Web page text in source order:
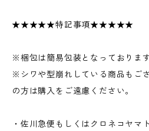
★★★★★特記事項★★★★★
※梱包は簡易包装となっております
※シワや型崩れしている商品もご
の方は購入をご遠慮ください。
・佐川急便もしくはクロネコヤマ